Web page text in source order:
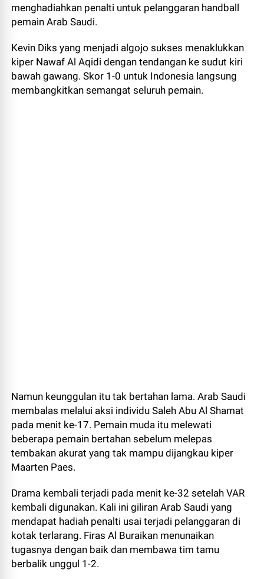
menghadiahkan penalti untuk pelanggaran handball
pemain Arab Saudi.
Kevin Diks yang menjadi algojo sukses menaklukkan
kiper Nawaf Al Aqidi dengan tendangan ke sudut kiri
bawah gawang. Skor 1-0 untuk Indonesia langsung
membangkitkan semangat seluruh pemain.
Namun keunggulan itu tak bertahan lama. Arab Saudi
membalas melalui aksi individu Saleh Abu Al Shamat
pada menit ke-17. Pemain muda itu melewati
beberapa pemain bertahan sebelum melepas
tembakan akurat yang tak mampu dijangkau kiper
Maarten Paes.
Drama kembali terjadi pada menit ke-32 setelah VAR
kembali digunakan. Kali ini giliran Arab Saudi yang
mendapat hadiah penalti usai terjadi pelanggaran di
kotak terlarang. Firas Al Buraikan menunaikan
tugasnya dengan baik dan membawa tim tamu
berbalik unggul 1-2.